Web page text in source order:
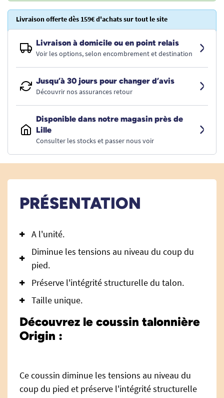
Livraison offerte dès 159€ d'achats sur tout le site
Livraison à domicile ou en point relais
Voir les options, selon encombrement et destination
Jusqu’à 30 jours pour changer d’avis
Découvrir nos assurances retour
Disponible dans notre magasin près de
Lille
Consulter les stocks et passer nous voir
PRÉSENTATION
A l'unité.
Diminue les tensions au niveau du coup du
pied.
Préserve l'intégrité structurelle du talon.
Taille unique.
Découvrez le coussin talonnière
Origin :
Ce coussin diminue les tensions au niveau du
coup du pied et préserve l'intégrité structurelle